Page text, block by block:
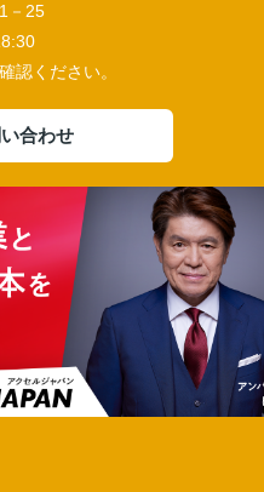
－25
認ください。
合わせ